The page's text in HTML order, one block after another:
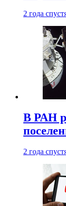
2 года
В РАН
2 года